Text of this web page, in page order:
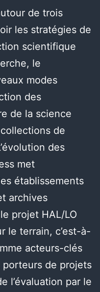
de trois
les stratégies de
scientifique
le
modes
des
de la science
de
des
met
établissements
archives
projet HAL/LO
le terrain, c’est-à-
acteurs-clés
porteurs de projets
l’évaluation par le